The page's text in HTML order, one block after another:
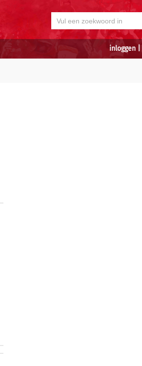
inloggen